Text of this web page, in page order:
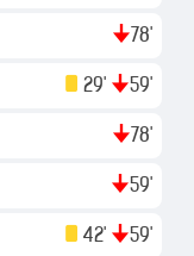
78'
29' 59'
78'
59'
42' 59'